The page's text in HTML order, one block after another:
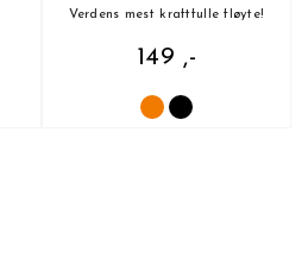
Verdens mest kraftfulle fløyte!
149 ,-